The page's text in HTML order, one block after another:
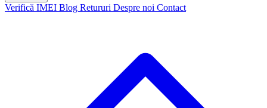
Verifică IMEI Blog Retururi Despre noi Contact